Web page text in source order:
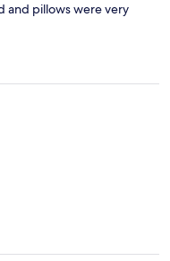
and pillows were very